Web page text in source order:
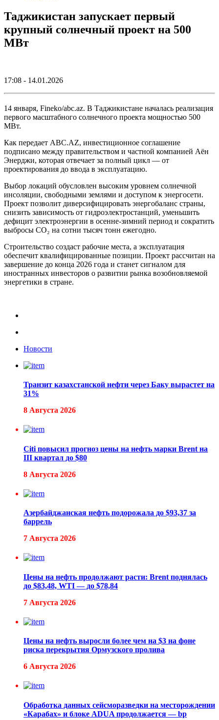
Таджикистан запускает первый
крупный солнечный проект на 500
МВт
17:08 - 14.01.2026
14 января, Fineko/abc.az. В Таджикистане началась реализация
первого масштабного солнечного проекта мощностью 500
МВт.
Как передает ABC.AZ, инвестиционное соглашение
подписано между правительством и частной компанией Аён
Энерджи, которая отвечает за полный цикл — от
проектирования до ввода в эксплуатацию.
Выбор локаций обусловлен высоким уровнем солнечной
инсоляции, свободными землями и доступом к энергосети.
Проект позволит диверсифицировать энергобаланс страны,
снизить зависимость от гидроэлектростанций, уменьшить
дефицит электроэнергии в осенне-зимний период и сократить
выбросы CO₂ на сотни тысяч тонн ежегодно.
Строительство создаст рабочие места, а эксплуатация
обеспечит квалифицированные позиции. Проект рассчитан на
завершение до конца 2026 года и станет сигналом для
иностранных инвесторов о развитии рынка возобновляемой
энергетики в стране.
Новости
Транзит казахстанской нефти через Баку вырастет на
31%
8 Августа 2026
Citi повысил прогноз цены на нефть марки Brent на
III квартал до $80
8 Августа 2026
Азербайджанская нефть подорожала до $93,37 за
баррель
7 Августа 2026
Цены на нефть продолжают расти: Brent поднялась
до $83,48, WTI — до $78,84
7 Августа 2026
Цены на нефть выросли более чем на $3 на фоне
риска перекрытия Ормузского пролива
6 Августа 2026
Обработка данных сейсморазведки на месторождении
«Карабах» и блоке ADUA продолжается — bp